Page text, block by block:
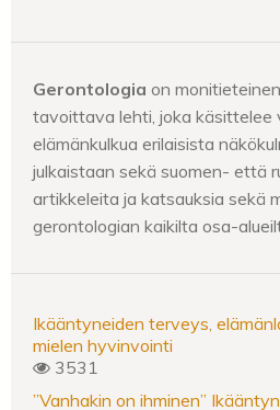
Gerontologia on
tavoittava lehti, joka käsittelee
elämänkulkua erilaisista
julkaistaan sekä suomen- että
artikkeleita ja katsauksia sekä
gerontologian kaikilta osa-
Ikääntyneiden terveys,
mielen hyvinvointi
3531
”Vanhakin on ihminen”